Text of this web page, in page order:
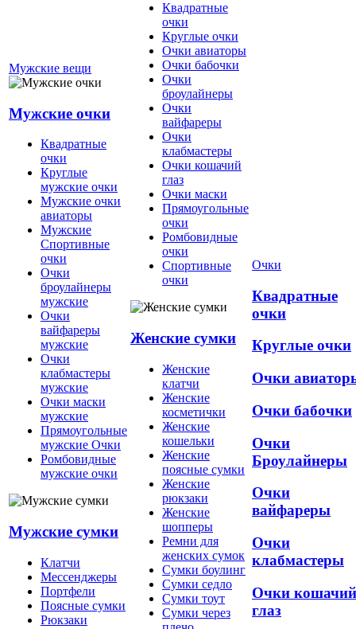
Мужские вещи
Мужские очки
Квадратные
очки
Круглые
мужские очки
Мужские очки
авиаторы
Мужские
Спортивные
очки
Очки
броулайнеры
мужские
Очки
вайфареры
мужские
Очки
клабмастеры
мужские
Очки маски
мужские
Прямоугольные
мужские Очки
Ромбовидные
мужские очки
Мужские сумки
Клатчи
Мессенджеры
Портфели
Поясные сумки
Рюкзаки
Квадратные
очки
Круглые очки
Очки авиаторы
Очки бабочки
Очки
броулайнеры
Очки
вайфареры
Очки
клабмастеры
Очки кошачий
глаз
Очки маски
Прямоугольные
очки
Ромбовидные
очки
Спортивные
очки
Женские сумки
Женские
клатчи
Женские
косметички
Женские
кошельки
Женские
поясные сумки
Женские
рюкзаки
Женские
шопперы
Ремни для
женских сумок
Сумки боулинг
Сумки седло
Сумки тоут
Сумки через
Очки
Квадратные
очки
Круглые очки
Очки
Очки бабочки
Очки
Броулайнеры
Очки
вайфареры
Очки
клабмастеры
Очки кошачий
глаз